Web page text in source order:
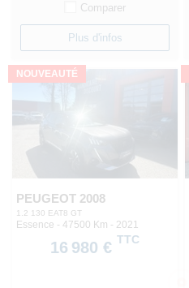
Comparer
Plus d'infos
NOUVEAUTÉ
PEUGEOT 2008
1.2 130 EAT8 GT
Essence - 47500 Km - 2021
16 980 € TTC